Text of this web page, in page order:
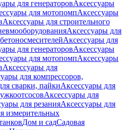
для генераторовАксессуары
для мотопомпАксессуары
Аксессуары для строительного
Аксессуары для
Аксессуары для
для генераторовАксессуары
для мотопомпАксессуары
Аксессуары для
для компрессоров,
сварки, пайкиАксессуары для
Аксессуары для
для резанияАксессуары для
измерительных
Дом и садСадовая